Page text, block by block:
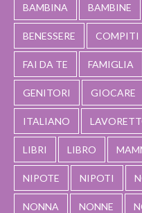
BAMBINA BAMBINE
BENESSERE COMPITI
FAI DA TE FAMIGLIA
GENITORI GIOCARE
ITALIANO
LIBRI LIBRO
NIPOTE NIPOTI
NONNA NONNE